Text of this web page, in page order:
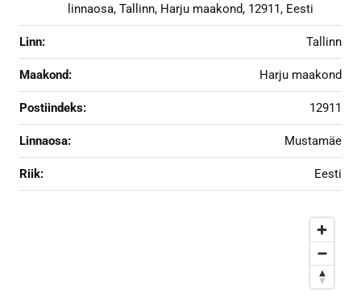
linnaosa, Tallinn, Harju maakond, 12911, Eesti
Linn: Tallinn
Maakond: Harju maakond
Postiindeks: 12911
Linnaosa: Mustamäe
Riik: Eesti